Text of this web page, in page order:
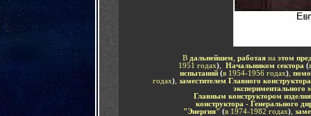
В дальнейшем работая на этом
1951 годах) Начальником сектора (
испытаний (в 1954-1956 годах)
годах) заместителем Главного
экспериментального
Главным конструктором изделия
конструктора - Генерального
"Энергия" (в 1974-1982 годах)